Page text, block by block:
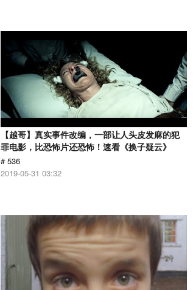
【越哥】真实事件改编，一部让人头皮发麻的犯
罪电影，比恐怖片还恐怖！速看《换子疑云》
# 536
2019-05-31 03:32